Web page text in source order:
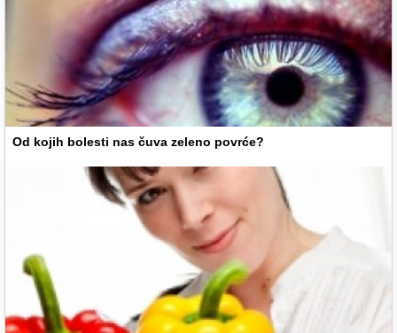
Od kojih bolesti nas čuva zeleno povrće?